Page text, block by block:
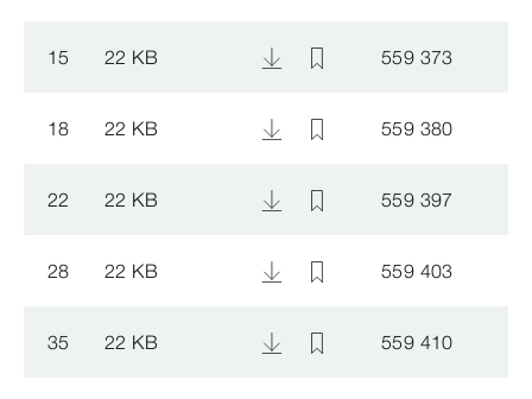
15 22 KB 559 373
18 22 KB 559 380
22 22 KB 559 397
28 22 KB 559 403
35 22 KB 559 410